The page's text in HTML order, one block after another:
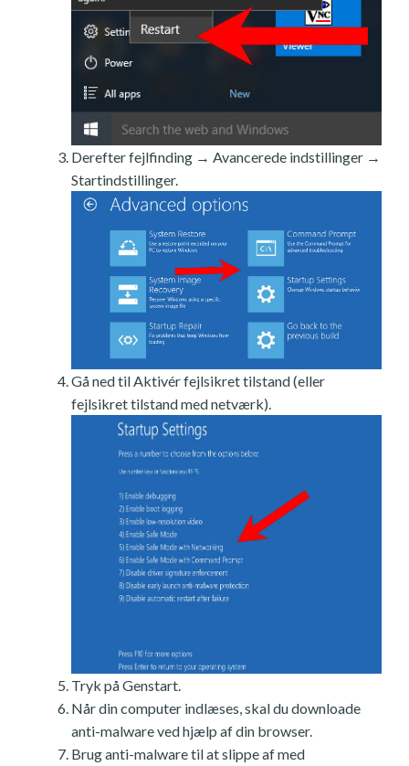
Derefter fejlfinding → Avancerede indstillinger →
Startindstillinger.
Gå ned til Aktivér fejlsikret tilstand (eller
fejlsikret tilstand med netværk).
Tryk på Genstart.
Når din computer indlæses, skal du downloade
anti-malware ved hjælp af din browser.
Brug anti-malware til at slippe af med